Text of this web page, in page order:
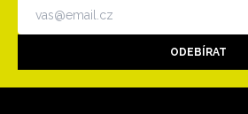
ODEBÍRAT